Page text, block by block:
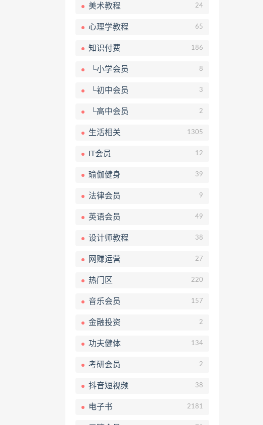
美术教程 24
心理学教程 65
知识付费 186
└小学会员 8
└初中会员 3
└高中会员 2
生活相关 1305
IT会员 12
瑜伽健身 39
法律会员 9
英语会员 49
设计师教程 38
网赚运营 27
热门区 220
音乐会员 157
金融投资 2
功夫健体 134
考研会员 2
抖音短视频 38
电子书 2181